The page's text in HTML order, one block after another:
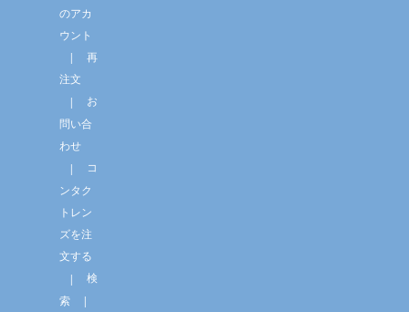
のアカ
ウント
再
注文
お
問い合
わせ
コ
ンタク
トレン
ズを注
文する
検
索